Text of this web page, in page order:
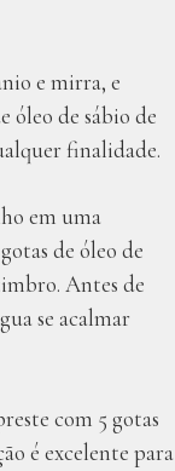
e mirra, e
óleo de sábio de
finalidade.
em uma
de óleo de
Antes de
se acalmar
com 5 gotas
é excelente para